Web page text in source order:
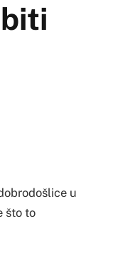
u
što to